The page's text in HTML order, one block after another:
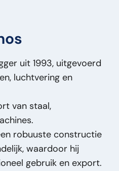
uit 1993, uitgevoerd
luchtvering en
van staal,
robuuste constructie
waardoor hij
gebruik en export.